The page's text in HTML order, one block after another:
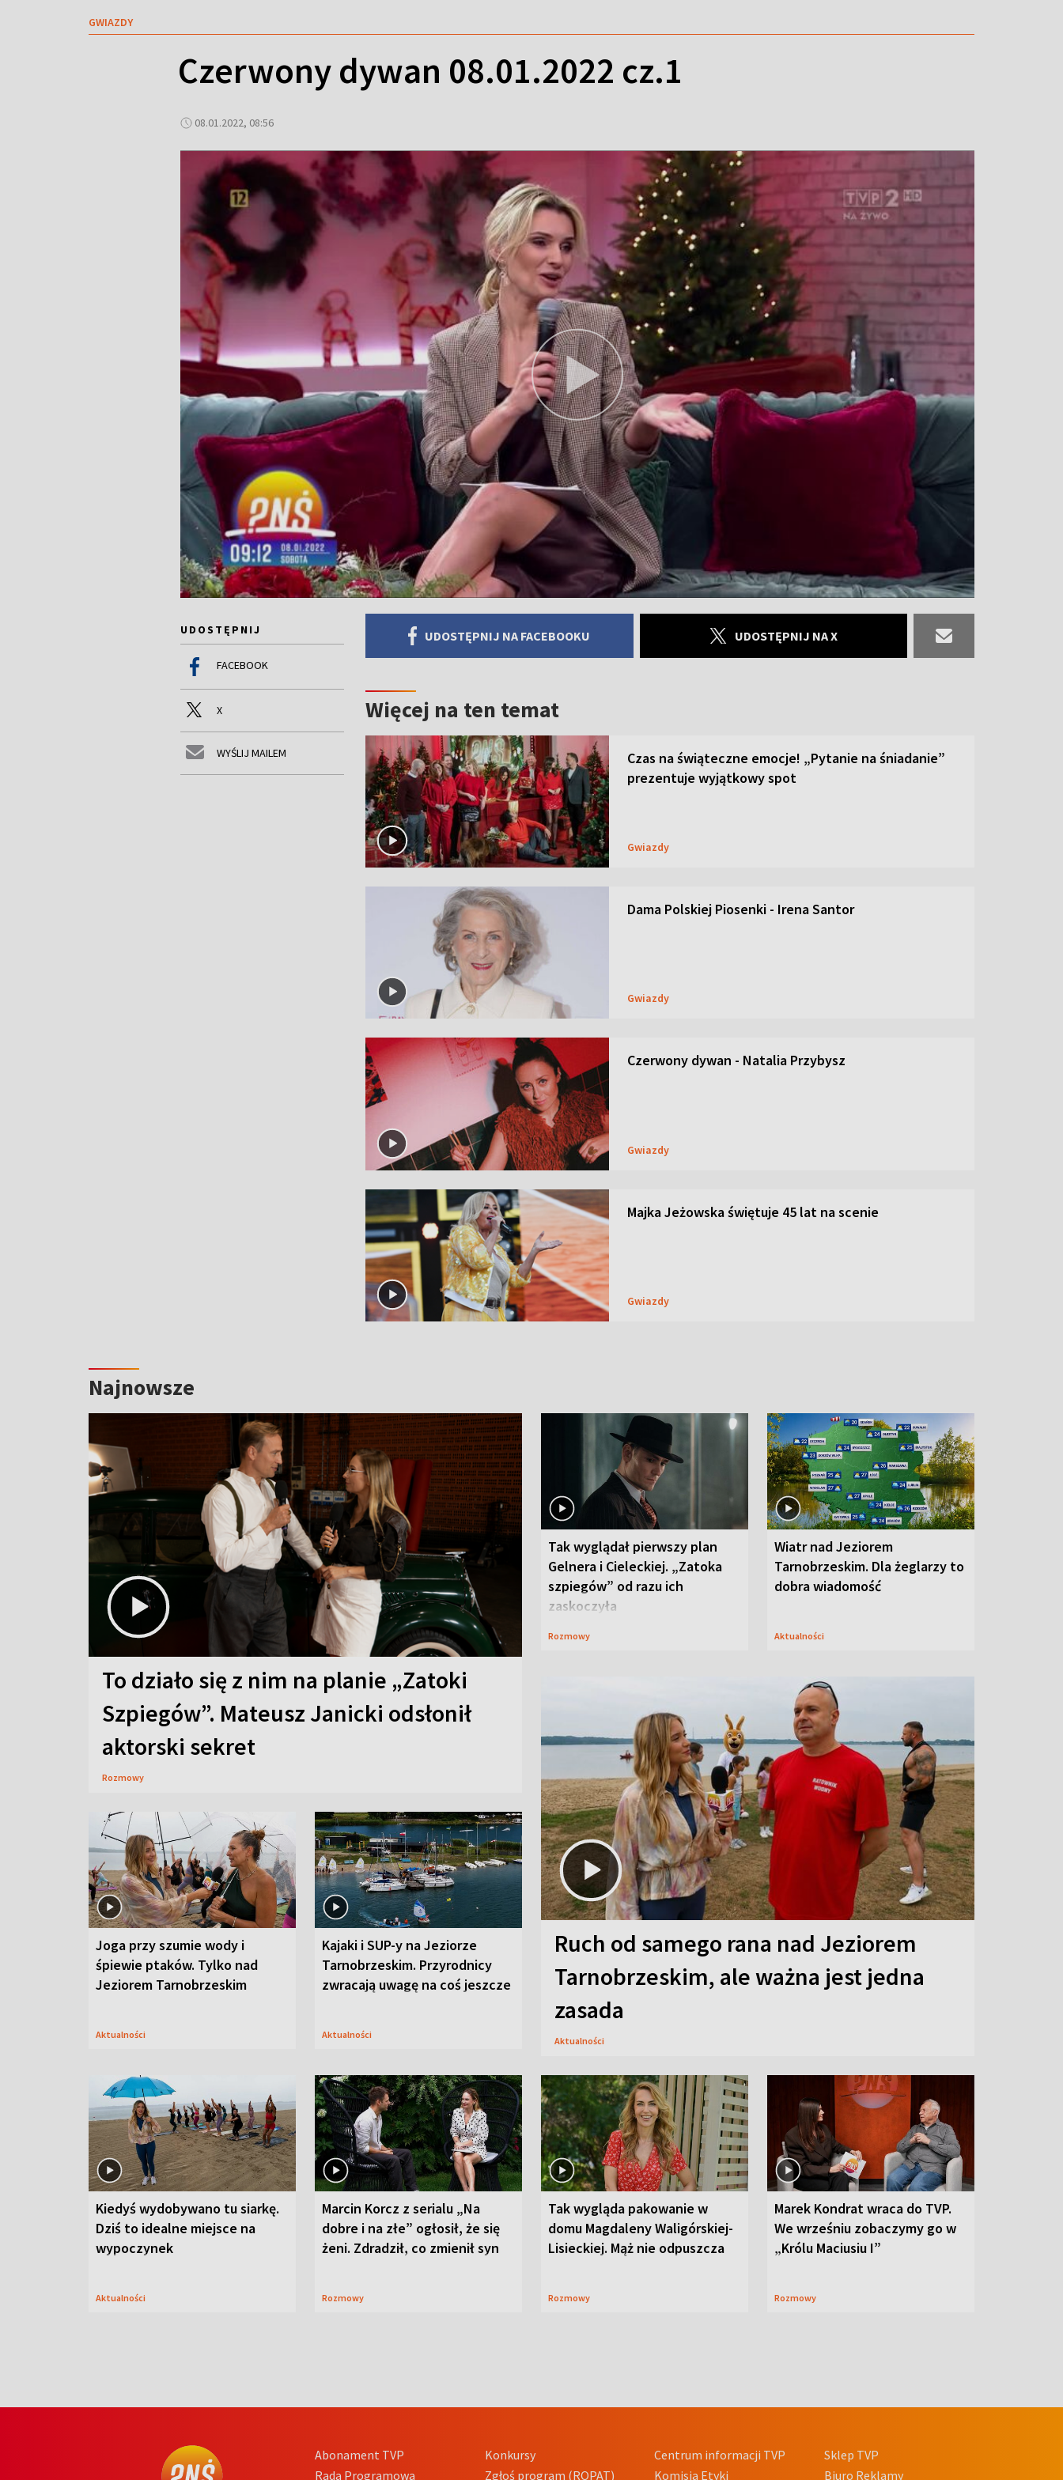
GWIAZDY
Czerwony dywan 08.01.2022 cz.1
08.01.2022, 08:56
UDOSTĘPNIJ
FACEBOOK
X
WYŚLIJ MAILEM
UDOSTĘPNIJ NA FACEBOOKU UDOSTĘPNIJ NA X
Więcej na ten temat
Czas na świąteczne emocje! „Pytanie na śniadanie”
prezentuje wyjątkowy spot
Gwiazdy
Dama Polskiej Piosenki - Irena Santor
Gwiazdy
Czerwony dywan - Natalia Przybysz
Gwiazdy
Majka Jeżowska świętuje 45 lat na scenie
Gwiazdy
Najnowsze
To działo się z nim na planie „Zatoki
Szpiegów”. Mateusz Janicki odsłonił
aktorski sekret
Rozmowy
Tak wyglądał pierwszy plan
Gelnera i Cieleckiej. „Zatoka
szpiegów” od razu ich
zaskoczyła
Rozmowy
Wiatr nad Jeziorem
Tarnobrzeskim. Dla żeglarzy to
dobra wiadomość
Aktualności
Joga przy szumie wody i
śpiewie ptaków. Tylko nad
Jeziorem Tarnobrzeskim
Aktualności
Kajaki i SUP-y na Jeziorze
Tarnobrzeskim. Przyrodnicy
zwracają uwagę na coś jeszcze
Aktualności
Ruch od samego rana nad Jeziorem
Tarnobrzeskim, ale ważna jest jedna
zasada
Aktualności
Kiedyś wydobywano tu siarkę.
Dziś to idealne miejsce na
wypoczynek
Aktualności
Marcin Korcz z serialu „Na
dobre i na złe” ogłosił, że się
żeni. Zdradził, co zmienił syn
Rozmowy
Tak wygląda pakowanie w
domu Magdaleny Waligórskiej-
Lisieckiej. Mąż nie odpuszcza
Rozmowy
Marek Kondrat wraca do TVP.
We wrześniu zobaczymy go w
„Królu Maciusiu I”
Rozmowy
Abonament TVP
Rada Programowa
Konkursy
Zgłoś program (ROPAT)
Centrum informacji TVP
Komisja Etyki
Sklep TVP
Biuro Reklamy